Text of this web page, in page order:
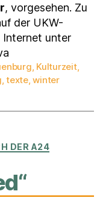
, vorgesehen. Zu
der UKW-
Internet unter
, Kulturzeit,
,texte,winter
DER A24